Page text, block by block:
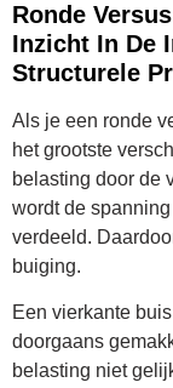
Ronde
Inzicht In De
Structurele
Als je een ronde
het grootste
belasting door de
wordt de
verdeeld.
buiging.
Een vierkante
doorgaans
belasting niet